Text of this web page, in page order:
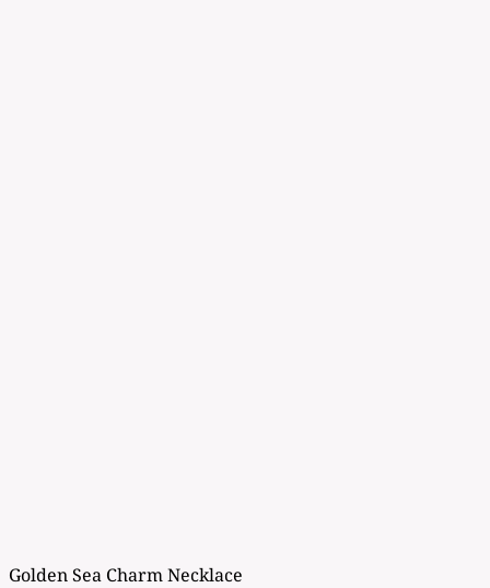
Golden Sea Charm Necklace